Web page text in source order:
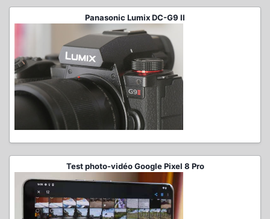
Panasonic Lumix DC-G9 II
Test photo-vidéo Google Pixel 8 Pro